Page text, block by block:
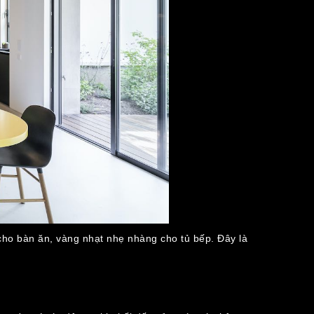
bàn ăn, vàng nhạt nhẹ nhàng cho tủ bếp. Đây là